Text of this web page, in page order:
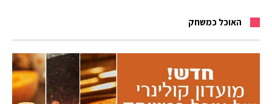
האוכל כמשחק